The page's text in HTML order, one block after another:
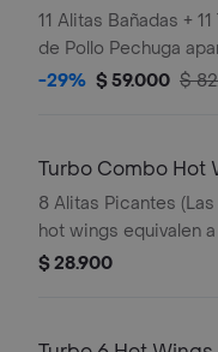
11 Alitas Bañadas + 11 Tenders (Tiras
de Pollo Pechuga
Pequeñas + 1
-29% $ 59.000 $
Turbo Combo Hot
8 Alitas Picantes
hot wings equivalen
+ 1 Papa Pequeña + 1
$ 28.900